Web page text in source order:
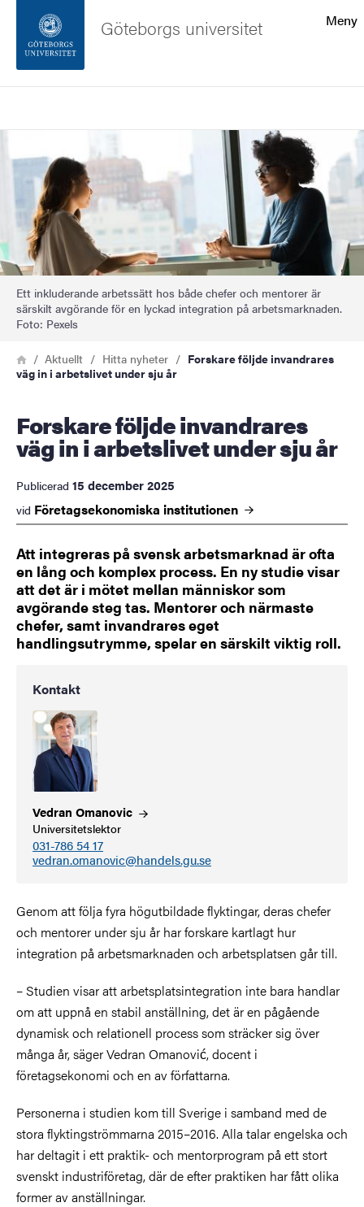
Sidfoten
Om webbplatsen
Meny
Göteborgs universitet
Ett inkluderande arbetssätt hos både chefer och mentorer är
särskilt avgörande för en lyckad integration på arbetsmarknaden.
Foto: Pexels
Länkstig
HemAktuellt Hitta nyheter
Forskare följde invandrares
väg in i arbetslivet under sju år
Forskare följde invandrares
väg in i arbetslivet under sju år
Publicerad 15 december 2025
vid Företagsekonomiska institutionen
Att integreras på svensk arbetsmarknad är ofta
en lång och komplex process. En ny studie visar
att det är i mötet mellan människor som
avgörande steg tas. Mentorer och närmaste
chefer, samt invandrares eget
handlingsutrymme, spelar en särskilt viktig roll.
Kontakt
Vedran Omanovic
Universitetslektor
031-786 54 17
vedran.omanovic@handels.gu.se
Genom att följa fyra högutbildade flyktingar, deras chefer
och mentorer under sju år har forskare kartlagt hur
integration på arbetsmarknaden och arbetsplatsen går till.
– Studien visar att arbetsplatsintegration inte bara handlar
om att uppnå en stabil anställning, det är en pågående
dynamisk och relationell process som sträcker sig över
många år, säger Vedran Omanović, docent i
företagsekonomi och en av författarna.
Personerna i studien kom till Sverige i samband med de
stora flyktingströmmarna 2015–2016. Alla talar engelska och
har deltagit i ett praktik- och mentorprogram på ett stort
svenskt industriföretag, där de efter praktiken har fått olika
former av anställningar.